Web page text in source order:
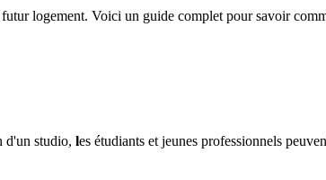
logement. Voici un guide complet pour savoir
d'un studio, les étudiants et jeunes professionnels